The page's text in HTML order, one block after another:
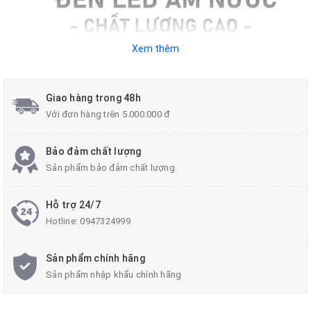
Xem thêm
Giao hàng trong 48h
Với đơn hàng trên 5.000.000 đ
Bảo đảm chất lượng
Sản phẩm bảo đảm chất lượng.
Hỗ trợ 24/7
Hotline:0947324999
Sản phẩm chính hãng
Sản phẩm nhập khẩu chính hãng